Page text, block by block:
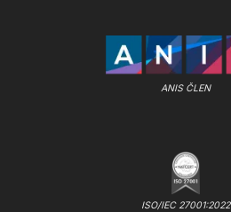
ANIS ČLEN
ISO/IEC 27001:2022